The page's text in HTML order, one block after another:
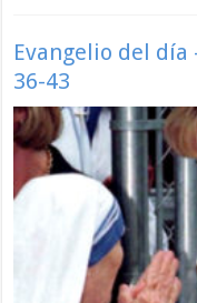
Evangelio del día
36-43